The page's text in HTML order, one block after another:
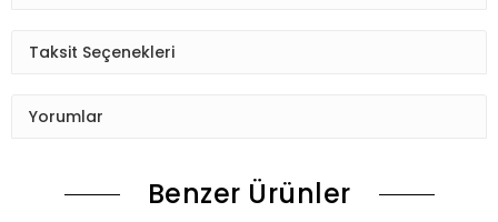
Taksit Seçenekleri
Yorumlar
Benzer Ürünler